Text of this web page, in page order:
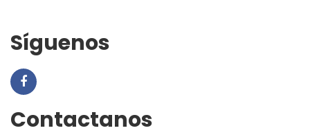
Síguenos
Contactanos